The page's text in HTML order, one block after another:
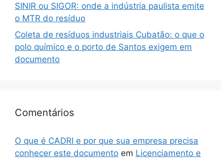
SINIR ou SIGOR: onde a indústria paulista emite
o MTR do resíduo
Coleta de resíduos industriais Cubatão: o que o
polo químico e o porto de Santos exigem em
documento
Comentários
O que é CADRI e por que sua empresa precisa
conhecer este documento em Licenciamento e